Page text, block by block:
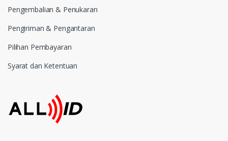
Pengembalian & Penukaran
Pengiriman & Pengantaran
Pilihan Pembayaran
Syarat dan Ketentuan